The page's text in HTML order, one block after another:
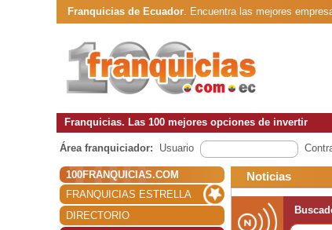
Franquicias de Ecuador. Encuentra las mejores
Franquicias. Las 100 mejores opciones de invertir
Área franquiciador: Usuario
100FRANQUICIAS.COM
FRANQUICIAS ESTRELLA
DIRECTORIO
Noticias